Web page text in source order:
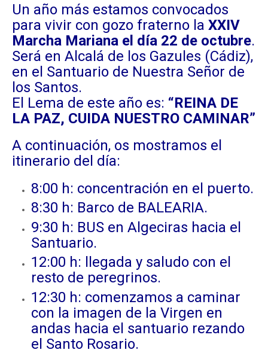
Un año más estamos convocados
para vivir con gozo fraterno la XXIV
Marcha Mariana el día 22 de octubre.
Será en Alcalá de los Gazules (Cádiz),
en el Santuario de Nuestra Señor de
los Santos.
El Lema de este año es: “REINA DE
LA PAZ, CUIDA NUESTRO CAMINAR”
A continuación, os mostramos el
itinerario del día:
8:00 h: concentración en el puerto.
8:30 h: Barco de BALEARIA.
9:30 h: BUS en Algeciras hacia el
Santuario.
12:00 h: llegada y saludo con el
resto de peregrinos.
12:30 h: comenzamos a caminar
con la imagen de la Virgen en
andas hacia el santuario rezando
el Santo Rosario.